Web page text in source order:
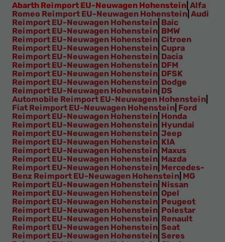
Abarth Reimport EU-Neuwagen Hohenstein Alfa
Romeo Reimport EU-Neuwagen Hohenstein Audi
Reimport EU-Neuwagen Hohenstein Baic
Reimport EU-Neuwagen Hohenstein BMW
Reimport EU-Neuwagen Hohenstein Citroen
Reimport EU-Neuwagen Hohenstein Cupra
Reimport EU-Neuwagen Hohenstein Dacia
Reimport EU-Neuwagen Hohenstein DFM
Reimport EU-Neuwagen Hohenstein DFSK
Reimport EU-Neuwagen Hohenstein Dodge
Reimport EU-Neuwagen Hohenstein DS
Automobile Reimport EU-Neuwagen Hohenstein
Fiat Reimport EU-Neuwagen Hohenstein Ford
Reimport EU-Neuwagen Hohenstein Honda
Reimport EU-Neuwagen Hohenstein Hyundai
Reimport EU-Neuwagen Hohenstein Jeep
Reimport EU-Neuwagen Hohenstein KIA
Reimport EU-Neuwagen Hohenstein Maxus
Reimport EU-Neuwagen Hohenstein Mazda
Reimport EU-Neuwagen Hohenstein Mercedes-
Benz Reimport EU-Neuwagen Hohenstein MG
Reimport EU-Neuwagen Hohenstein Nissan
Reimport EU-Neuwagen Hohenstein Opel
Reimport EU-Neuwagen Hohenstein Peugeot
Reimport EU-Neuwagen Hohenstein Polestar
Reimport EU-Neuwagen Hohenstein Renault
Reimport EU-Neuwagen Hohenstein Seat
Reimport EU-Neuwagen Hohenstein Seres